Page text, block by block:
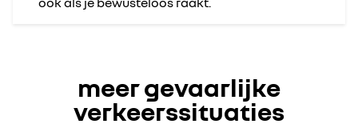
meer gevaarlijke
verkeerssituaties